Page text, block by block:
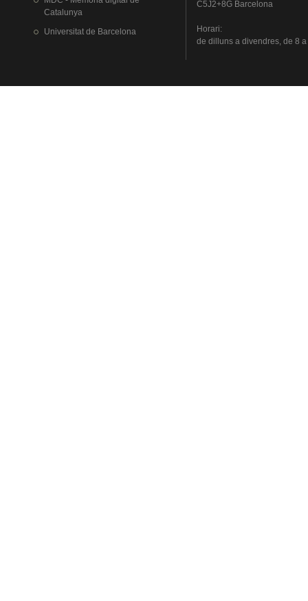
Catalunya
Universitat de Barcelona
C5J2+8G Barcelona
Horari:
de dillunsa divendres, de 8